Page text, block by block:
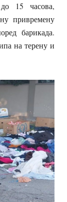
15 часова,
привремену
барикада.
на терену и